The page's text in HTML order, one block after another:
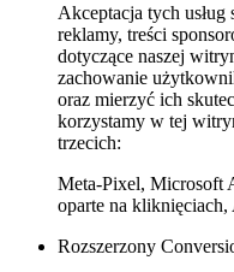
Akceptacja tych
reklamy, treści
dotyczące naszej
zachowanie
oraz mierzyć ich
korzystamy w tej
trzecich:
Meta-Pixel, Microsoft
oparte na kliknięciach,
Rozszerzony